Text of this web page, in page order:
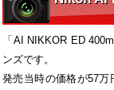
「AI NIKKOR ED
ンズです。
発売当時の価格が57